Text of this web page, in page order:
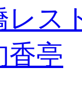
レス
香亭